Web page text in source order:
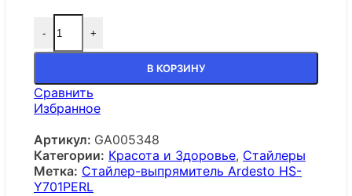
- +
В КОРЗИНУ
Сравнить
Избранное
Артикул: GA005348
Категории: Красота и Здоровье, Стайлеры
Метка: Стайлер-выпрямитель Ardesto HS-
Y701PERL